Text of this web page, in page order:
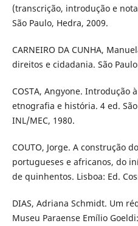
(transcrição, introdução e
São Paulo, Hedra, 2009.
CARNEIRO DA CUNHA,
direitos e cidadania. São
COSTA, Angyone. Introdução
etnografia e história. 4 ed.
INL/MEC, 1980.
COUTO, Jorge. A construção
portugueses e africanos, do
de quinhentos. Lisboa: Ed.
DIAS, Adriana Schmidt. Um
Museu Paraense Emílio